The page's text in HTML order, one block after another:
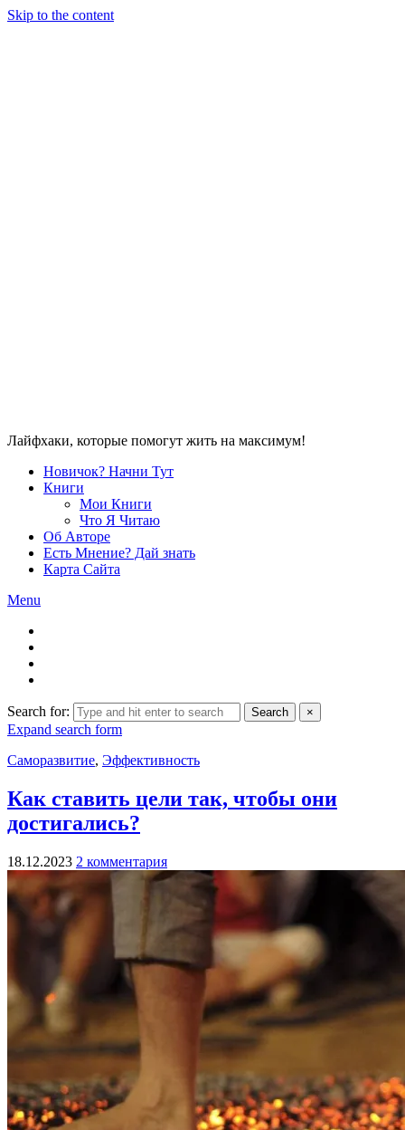
Skip to the content
Лайфхаки, которые помогут жить на максимум!
Новичок? Начни Тут
Книги
Мои Книги
Что Я Читаю
Об Авторе
Есть Мнение? Дай знать
Карта Сайта
Menu
Search for: Search ×
Expand search form
Саморазвитие, Эффективность
Как ставить цели так, чтобы они
достигались?
18.12.2023 2 комментария